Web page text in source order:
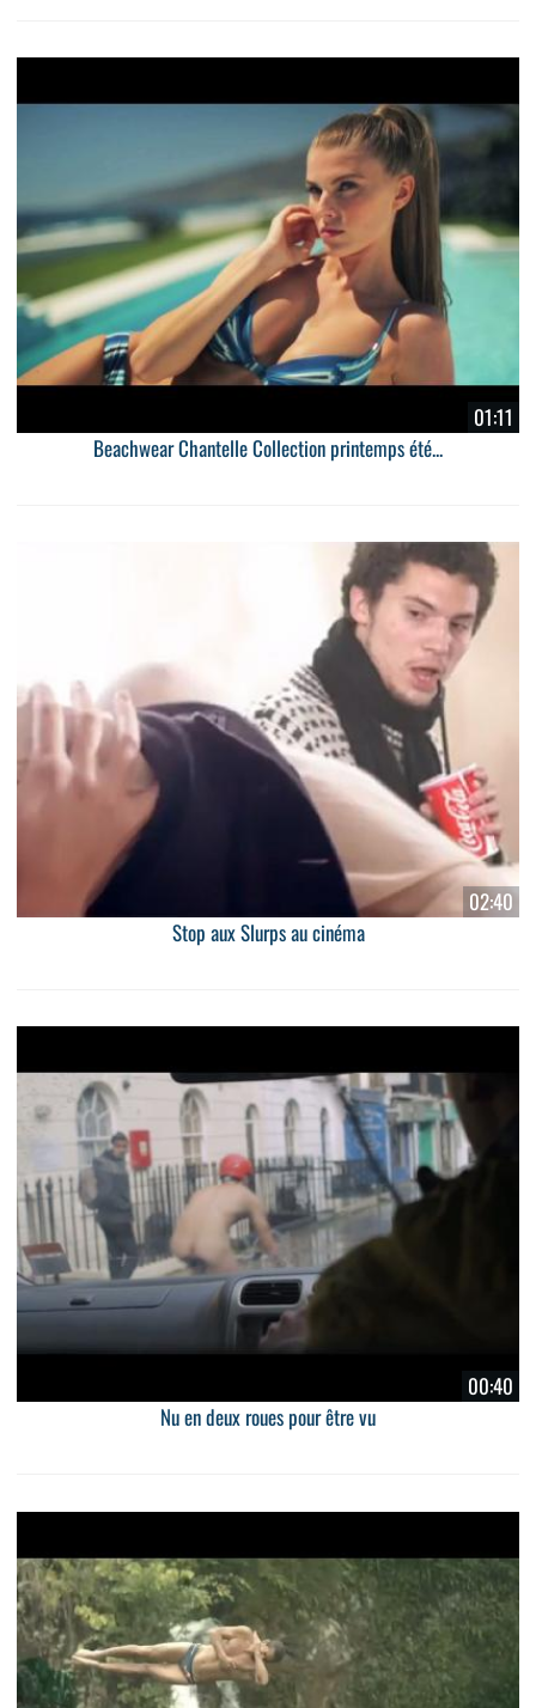
01:11
Beachwear Chantelle Collection printemps été...
02:40
Stop aux Slurps au cinéma
00:40
Nu en deux roues pour être vu